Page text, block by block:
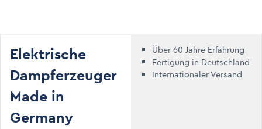
Elektrische
Dampferzeuger
Made in
Germany
Über 60 Jahre Erfahrung
Fertigung in Deutschland
Internationaler Versand